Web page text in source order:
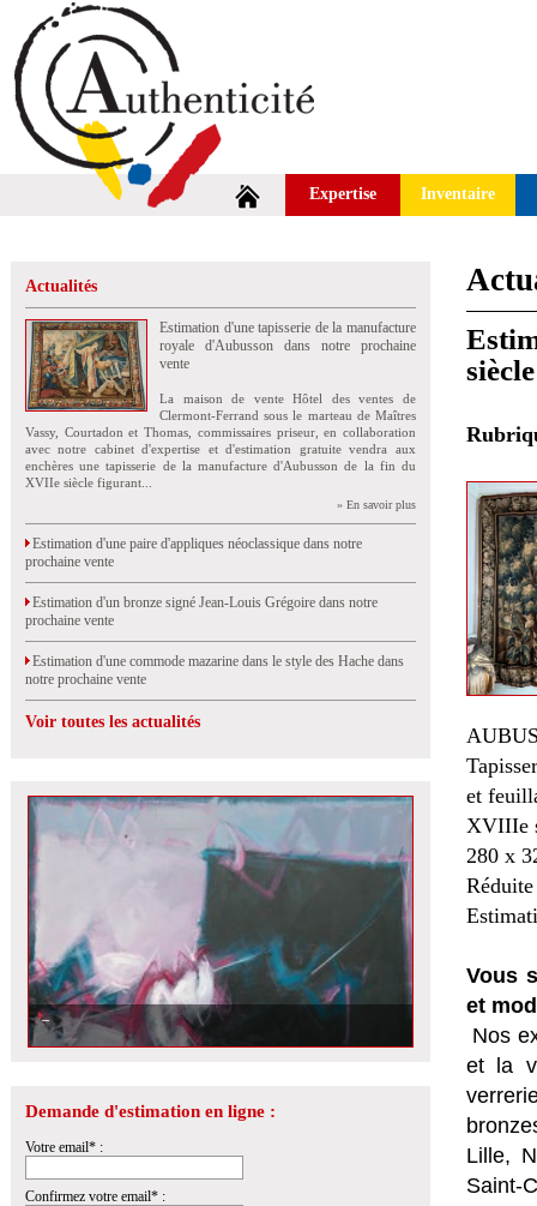
Expertise Inventaire
Actualités
Estimation d'une tapisserie de la manufacture
royale d'Aubusson dans notre prochaine
vente
La maison de vente Hôtel des ventes de
Clermont-Ferrand sous le marteau de Maîtres
Vassy, Courtadon et Thomas, commissaires priseur, en collaboration
avec notre cabinet d'expertise et d'estimation gratuite vendra aux
enchères une tapisserie de la manufacture d'Aubusson de la fin du
XVIIe siècle figurant...
» En savoir plus
Estimation d'une paire d'appliques néoclassique dans notre
prochaine vente
Estimation d'un bronze signé Jean-Louis Grégoire dans notre
prochaine vente
Estimation d'une commode mazarine dans le style des Hache dans
notre prochaine vente
Voir toutes les actualités
Demande d'estimation en ligne :
Votre email* :
Confirmez votre email* :
et
XVIIIe
280 x
Vous
et
Nos
et la
Lille,
Saint-